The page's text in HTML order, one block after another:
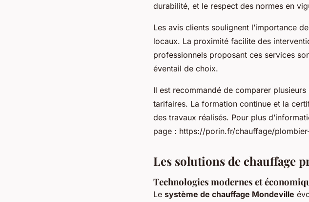
durabilité, et le respect des normes en
Les avis clients soulignent l’importance
locaux. La proximité facilite des
professionnels proposant ces services
éventail de choix.
Il est recommandé de comparer
tarifaires. La formation continue et la
des travaux réalisés. Pour plus
page : https://porin.fr/chauffage/
Les solutions de chauffage
Technologies modernes et
Le système de chauffage Mondeville